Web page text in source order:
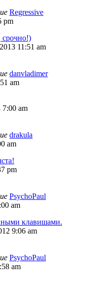
Regressive
pm
срочно!)
11:51 am
danvladimer
am
am
drakula
am
pm
PsychoPaul
am
клавишами.
9:06 am
PsychoPaul
am